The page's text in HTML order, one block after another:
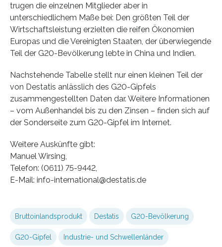
trugen die einzelnen Mitglieder aber in
unterschiedlichem Maße bei: Den größten Teil der
Wirtschaftsleistung erzielten die reifen Ökonomien
Europas und die Vereinigten Staaten, der überwiegende
Teil der G20-Bevölkerung lebte in China und Indien.
Nachstehende Tabelle stellt nur einen kleinen Teil der
von Destatis anlässlich des G20-Gipfels
zusammengestellten Daten dar. Weitere Informationen
– vom Außenhandel bis zu den Zinsen – finden sich auf
der Sonderseite zum G20-Gipfel im Internet.
Weitere Auskünfte gibt:
Manuel Wirsing,
Telefon: (0611) 75-9442,
E-Mail: info-international@destatis.de
Bruttoinlandsprodukt Destatis G20-Bevölkerung
G20-Gipfel Industrie- und Schwellenländer